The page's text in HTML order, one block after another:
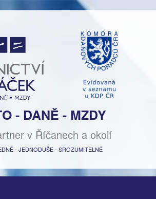
- DANĚ - MZDY
v Říčanech a okolí
- JEDNODUŠE - SROZUMITELNĚ